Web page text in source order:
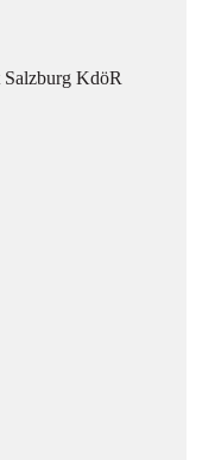
Salzburg KdöR